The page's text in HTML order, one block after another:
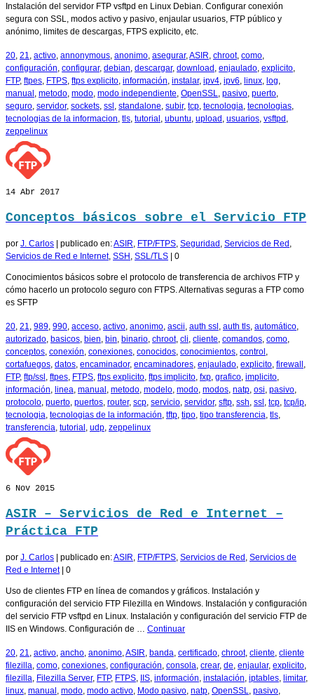
Instalación del servidor FTP vsftpd en Linux Debian. Configurar conexión
segura con SSL, modos activo y pasivo, enjaular usuarios, FTP público y
anónimo, limites de descargas, FTPS explicito, etc.
20, 21, activo, annonymous, anonimo, asegurar,ASIR, chroot, como,
configuración, configurar, debian, descargar, download , enjaulado, explicito,
FTP, ftpes, FTPS, ftps explicito, información, instalar, ipv4, ipv6, linux, log,
manual , metodo, modo, modo independiente, OpenSSL, pasivo, puerto,
seguro, servidor, sockets, ssl , standalone, subir, tcp, tecnologia, tecnologias,
tecnologias de la informacion, tls, tutorial , ubuntu, upload , usuarios, vsftpd ,
zeppelinux
14 Abr 2017
Conceptos básicos sobre el Servicio FTP
por J. Carlos | publicado en:ASIR FTP/FTPS Seguridad Servicios de Red
Servicios de Red e Internet, SSH SSL/TLS | 0
Conocimientos básicos sobre el protocolo de transferencia de archivos FTP y
cómo hacerlo un protocolo seguro con FTPS. Alternativas seguras a FTP como
es SFTP
20 21 989 990 acceso activo anonimo ascii auth ssl auth tls automático
autorizado basicos bien bin binario chroot, cli cliente comandos como
conceptos conexión conexiones conocidos conocimientos control
cortafuegos datos encaminador, encaminadores enjaulado explicito firewall
FTP, ftp/ssl ftpes FTPS ftps explicito ftps implicito fxp grafico implicito
información linea manual metodo modelo modo modos natp osi pasivo
protocolo puerto puertos router, scp servicio servidor, sftp ssh ssl tcp tcp/ip
tecnologia tecnologias de la información tftp tipo tipo transferencia tls
transferencia tutorial udp zeppelinux
6 Nov 2015
ASIR – Servicios de Red e Internet –
Práctica FTP
por J. Carlos | publicado en:ASIR FTP/FTPS Servicios de Red Servicios de
Red e Internet | 0
Uso de clientes FTP en línea de comandos y gráficos. Instalación y
configuración del servicio FTP Filezilla en Windows. Instalación y configuración
del servicio FTP vsftpd en Linux. Instalación y configuración del servicio FTP de
IIS en Windows. Configuración de … Continuar
20 21 activo ancho anonimo ASIR banda certificado chroot, cliente cliente
filezilla como conexiones configuración consola crear, de enjaular, explicito
filezilla Filezilla Server, FTP, FTPS IIS información instalación iptables limitar,
linux manual modo modo activo Modo pasivo natp OpenSSL pasivo